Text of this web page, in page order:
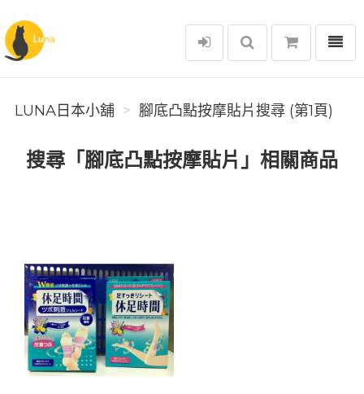
Luna日本小舖
選單
LUNA日本小舖 腳底凸點按摩貼片搜尋 (第1頁)
搜尋「腳底凸點按摩貼片」相關商品